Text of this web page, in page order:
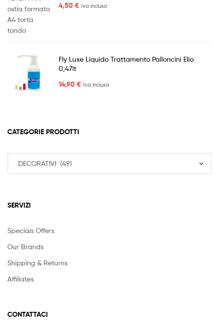
4,50 € Iva inclusa
Fly Luxe Liquido Trattamento Palloncini Elio
0,47lt
14,90 € Iva inclusa
CATEGORIE PRODOTTI
SERVIZI
Speciais Offers
Our Brands
Shipping & Returns
Affiliates
CONTATTACI